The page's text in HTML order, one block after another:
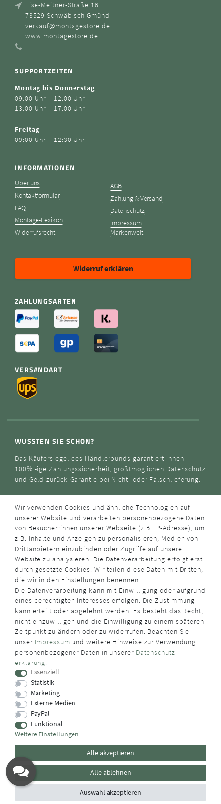
Lise-Meitner-Straße 16
73529 Schwäbisch Gmünd
verkauf@montagestore.de
www.montagestore.de
SUPPORTZEITEN
Montag bis Donnerstag
09:00 Uhr – 12:00 Uhr
13:00 Uhr – 17:00 Uhr
Freitag
09:00 Uhr – 12:30 Uhr
INFORMATIONEN
Über uns
Kontaktformular
FAQ
Montage-Lexikon
Widerrufsrecht
AGB
Zahlung & Versand
Datenschutz
Impressum
Markenwelt
Widerruf erklären
ZAHLUNGSARTEN
VERSANDART
WUSSTEN SIE SCHON?
Das Käufersiegel des Händlerbunds garantiert Ihnen
100%.-ige Zahlungssicherheit, größtmöglichen Datenschutz
und Geld-zurück-Garantie bei Nicht- oder Falschlieferung.
Wir verwenden Cookies und ähnliche Technologien auf
unserer Website und verarbeiten personenbezogene Daten
von Besucher:innen unserer Webseite (z.B. IP-Adresse), um
z.B. Inhalte und Anzeigen zu personalisieren, Medien von
Drittanbietern einzubinden oder Zugriffe auf unsere
Website zu analysieren. Die Datenverarbeitung erfolgt erst
durch gesetzte Cookies. Wir teilen diese Daten mit Dritten,
die wir in den Einstellungen benennen.
Die Datenverarbeitung kann mit Einwilligung oder aufgrund
eines berechtigten Interesses erfolgen. Die Zustimmung
kann erteilt oder abgelehnt werden. Es besteht das Recht,
nicht einzuwilligen und die Einwilligung zu einem späteren
Zeitpunkt zu ändern oder zu widerrufen. Beachten Sie
unser Impressum und weitere Hinweise zur Verwendung
personenbezogener Daten in unserer Daten­schutz­
erklärung.
Essenziell
Statistik
Marketing
Externe Medien
PayPal
Funktional
Weitere Einstellungen
Alle akzeptieren
Alle ablehnen
Auswahl akzeptieren